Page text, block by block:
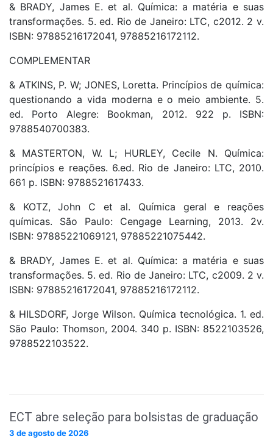
& BRADY, James E. et al. Química: a matéria e suas
transformações. 5. ed. Rio de Janeiro: LTC, c2012. 2 v.
ISBN: 97885216172041, 97885216172112.
COMPLEMENTAR
& ATKINS, P. W; JONES, Loretta. Princípios de química:
questionando a vida moderna e o meio ambiente. 5.
ed. Porto Alegre: Bookman, 2012. 922 p. ISBN:
9788540700383.
& MASTERTON, W. L; HURLEY, Cecile N. Química:
princípios e reações. 6.ed. Rio de Janeiro: LTC, 2010.
661 p. ISBN: 9788521617433.
& KOTZ, John C et al. Química geral e reações
químicas. São Paulo: Cengage Learning, 2013. 2v.
ISBN: 97885221069121, 97885221075442.
& BRADY, James E. et al. Química: a matéria e suas
transformações. 5. ed. Rio de Janeiro: LTC, c2009. 2 v.
ISBN: 97885216172041, 97885216172112.
& HILSDORF, Jorge Wilson. Química tecnológica. 1. ed.
São Paulo: Thomson, 2004. 340 p. ISBN: 8522103526,
9788522103522.
ECT abre seleção para bolsistas de graduação
3 de agosto de 2026